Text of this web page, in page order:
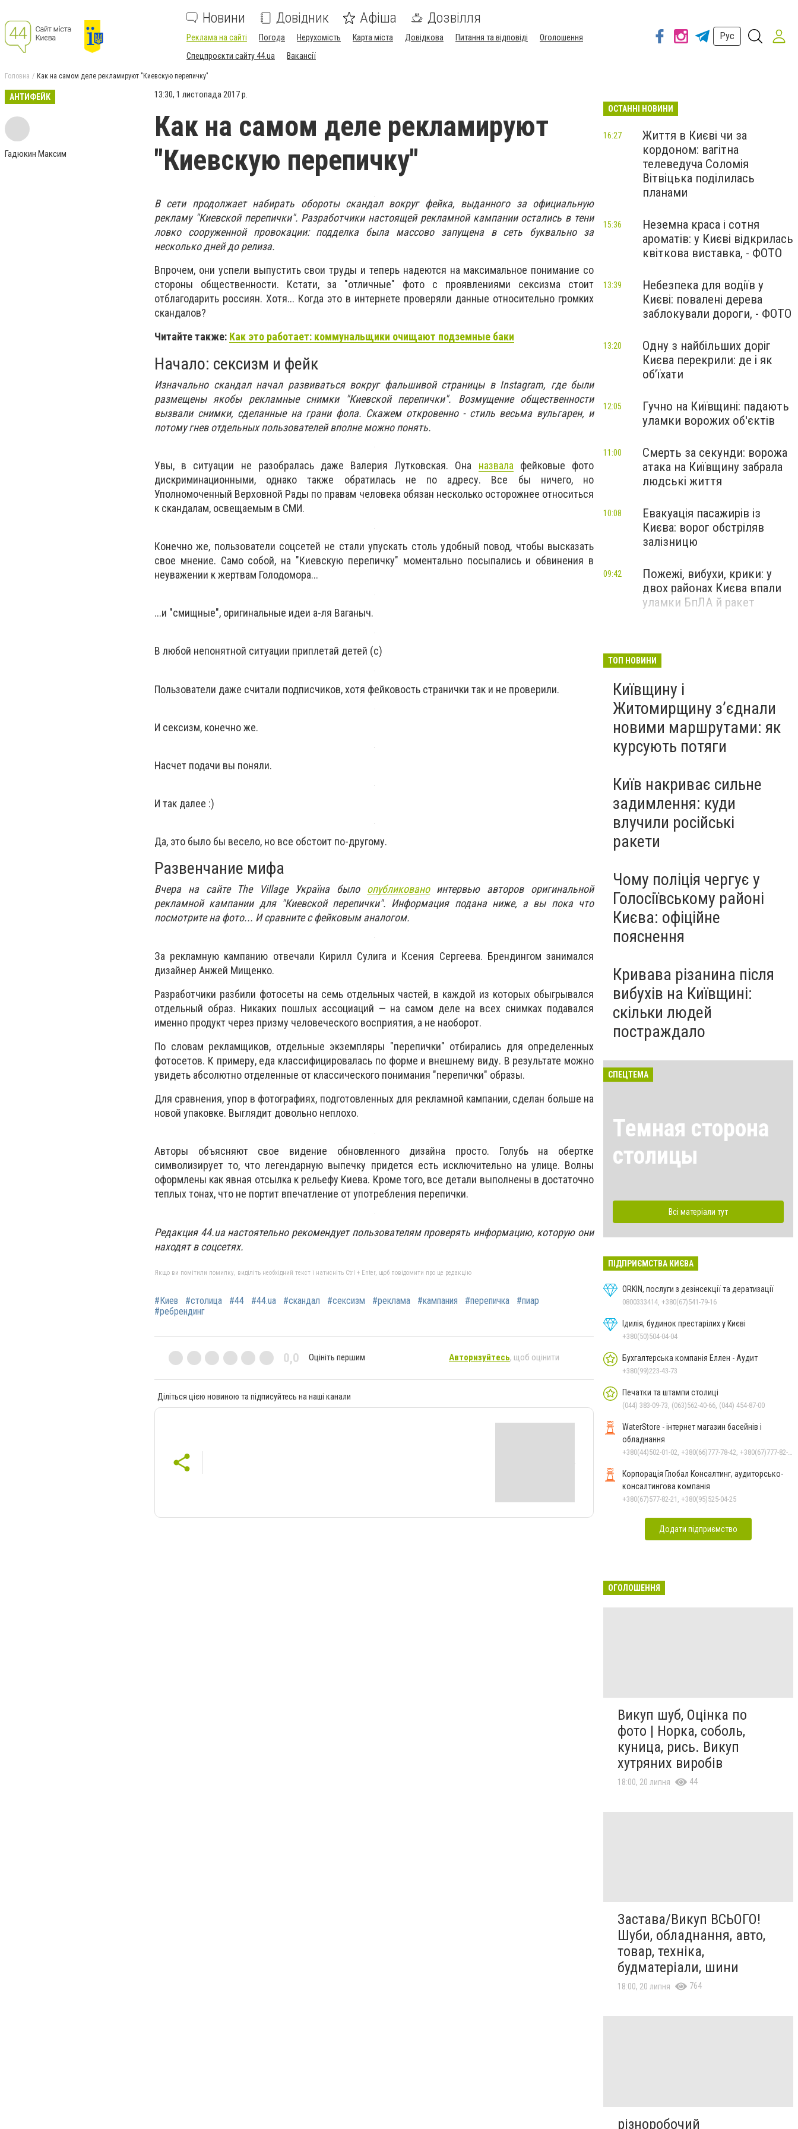
Новини Довідник Афіша Дозвілля
Реклама на сайті Погода Нерухомість Карта міста Довідкова Питання та відповіді
Оголошення
Спецпроєкти сайту 44.ua
Вакансії
Рус
Головна Как на самом деле рекламируют "Киевскую перепичку"
АНТИФЕЙК
Гадюкин Максим
13:30, 1 листопада 2017 р.
Как на самом деле рекламируют
"Киевскую перепичку"
В сети продолжает набирать обороты скандал вокруг фейка, выданного за официальную
рекламу "Киевской перепички". Разработчики настоящей рекламной кампании остались в тени
ловко сооруженной провокации: подделка была массово запущена в сеть буквально за
несколько дней до релиза.
Впрочем, они успели выпустить свои труды и теперь надеются на максимальное понимание со
стороны общественности. Кстати, за "отличные" фото с проявлениями сексизма стоит
отблагодарить россиян. Хотя... Когда это в интернете проверяли данные относительно громких
скандалов?
Читайте также: Как это работает: коммунальщики очищают подземные баки
Начало: сексизм и фейк
Изначально скандал начал развиваться вокруг фальшивой страницы в Instagram, где были
размещены якобы рекламные снимки "Киевской перепички". Возмущение общественности
вызвали снимки, сделанные на грани фола. Скажем откровенно - стиль весьма вульгарен, и
потому гнев отдельных пользователей вполне можно понять.
Увы, в ситуации не разобралась даже Валерия Лутковская. Она назвала фейковые фото
дискриминационными, однако также обратилась не по адресу. Все бы ничего, но
Уполномоченный Верховной Рады по правам человека обязан несколько осторожнее относиться
к скандалам, освещаемым в СМИ.
Конечно же, пользователи соцсетей не стали упускать столь удобный повод, чтобы высказать
свое мнение. Само собой, на "Киевскую перепичку" моментально посыпались и обвинения в
неуважении к жертвам Голодомора...
...и "смищные", оригинальные идеи а-ля Ваганыч.
В любой непонятной ситуации приплетай детей (с)
Пользователи даже считали подписчиков, хотя фейковость странички так и не проверили.
И сексизм, конечно же.
Насчет подачи вы поняли.
И так далее :)
Да, это было бы весело, но все обстоит по-другому.
Развенчание мифа
Вчера на сайте The Village Україна было опубликованоинтервью авторов оригинальной
рекламной кампании для "Киевской перепички". Информация подана ниже, а вы пока что
посмотрите на фото... И сравните с фейковым аналогом.
За рекламную кампанию отвечали Кирилл Сулига и Ксения Сергеева. Брендингом занимался
дизайнер Анжей Мищенко.
Разработчики разбили фотосеты на семь отдельных частей, в каждой из которых обыгрывался
отдельный образ. Никаких пошлых ассоциаций — на самом деле на всех снимках подавался
именно продукт через призму человеческого восприятия, а не наоборот.
По словам рекламщиков, отдельные экземпляры "перепички" отбирались для определенных
фотосетов. К примеру, еда классифицировалась по форме и внешнему виду. В результате можно
увидеть абсолютно отделенные от классического понимания "перепички" образы.
Для сравнения, упор в фотографиях, подготовленных для рекламной кампании, сделан больше на
новой упаковке. Выглядит довольно неплохо.
Авторы объясняют свое видение обновленного дизайна просто. Голубь на обертке
символизирует то, что легендарную выпечку придется есть исключительно на улице. Волны
оформлены как явная отсылка к рельефу Киева. Кроме того, все детали выполнены в достаточно
теплых тонах, что не портит впечатление от употребления перепички.
Редакция 44.ua настоятельно рекомендует пользователям проверять информацию, которую они
находят в соцсетях.
Якщо ви помітили помилку, виділіть необхідний текст і натисніть Ctrl + Enter, щоб повідомити про це редакцію
#Киев #столица #44 #44.ua #скандал #сексизм #реклама #кампания #перепичка
#пиар
#ребрендинг
0,0 Оцініть першим Авторизуйтесь, щоб оцінити
Діліться цією новиною та підписуйтесь на наші канали
ОСТАННІ НОВИНИ
Життя в Києві чи за
кордоном: вагітна
телеведуча Соломія
Вітвіцька поділилась
планами
16:27
Неземна краса і сотня
ароматів: у Києві відкрилась
квіткова виставка, - ФОТО
15:36
Небезпека для водіїв у
Києві: повалені дерева
заблокували дороги, - ФОТО
13:39
Одну з найбільших доріг
Києва перекрили: де і як
об’їхати
13:20
Гучно на Київщині: падають
уламки ворожих об'єктів
12:05
Смерть за секунди: ворожа
атака на Київщину забрала
людські життя
11:00
Евакуація пасажирів із
Києва: ворог обстріляв
залізницю
10:08
Пожежі, вибухи, крики: у
двох районах Києва впали
уламки БпЛА й ракет
09:42
ТОП НОВИНИ
Київщину і
Житомирщину з’єднали
новими маршрутами: як
курсують потяги
Київ накриває сильне
задимлення: куди
влучили російські
ракети
Чому поліція чергує у
Голосіївському районі
Києва: офіційне
пояснення
Кривава різанина після
вибухів на Київщині:
скільки людей
постраждало
СПЕЦТЕМА
Темная сторона
столицы
Всі матеріали тут
ПІДПРИЄМСТВА КИЄВА
ORKIN, послуги з дезінсекції та дератизації
0800333414, +380(67)541-79-16
Ідилія, будинок престарілих у Києві
+380(50)504-04-04
Бухгалтерська компанія Еллен - Аудит
+380(99)223-43-73
Печатки та штампи столиці
(044) 383-09-73, (063)562-40-66, (044) 454-87-00
WaterStore - інтернет магазин басейнів і
обладнання
Корпорація Глобал Консалтинг, аудиторсько-
консалтингова компанія
+380(67)577-82-21, +380(95)525-04-25
Додати підприємство
ОГОЛОШЕННЯ
Викуп шуб, Оцінка по
фото | Норка, соболь,
куница, рись. Викуп
хутряних виробів
18:00, 20 липня 44
Застава/Викуп ВСЬОГО!
Шуби, обладнання, авто,
товар, техніка,
будматеріали, шини
18:00, 20 липня 764
різноробочий